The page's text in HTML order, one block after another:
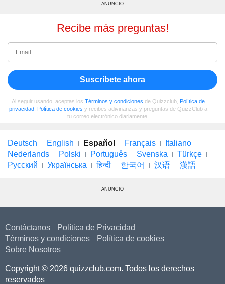
ANUNCIO
Recibe más preguntas!
Suscríbete ahora
Al seguir usando, aceptas los Términos y condiciones de Quizzclub, Política de
privacidad, Política de cookies y recibes adivinanzas y preguntas de QuizzClub a
tu correo electrónico diariamente.
Deutsch English Español Français
Italiano
Nederlands
Polski Português Svenska
Türkçe
Русский
Українська हिन्दी 한국어 汉语 漢語
ANUNCIO
Contáctanos
Política de Privacidad
Términos y condiciones
Política de cookies
Sobre Nosotros
Copyright © 2026 quizzclub.com. Todos los derechos
reservados